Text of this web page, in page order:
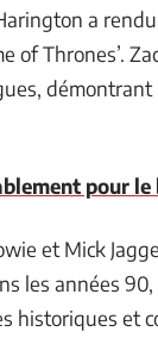
a
of Thrones’.
démontrant
pour le
et Mick
les années
historiques et